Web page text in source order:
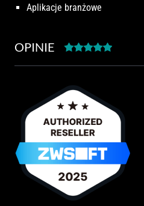
Aplikacje branżowe
OPINIE